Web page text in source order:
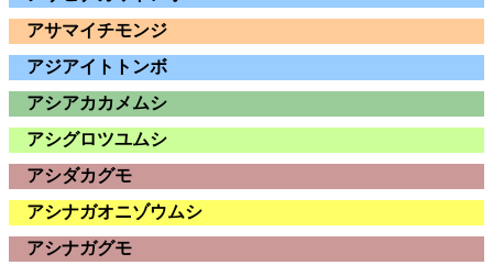
アサマイチモンジ
アジアイトトンボ
アシアカカメムシ
アシグロツユムシ
アシダカグモ
アシナガオニゾウムシ
アシナガグモ